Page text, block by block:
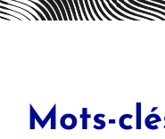
Mots-